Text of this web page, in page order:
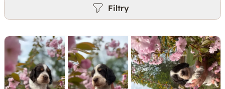
Filtry